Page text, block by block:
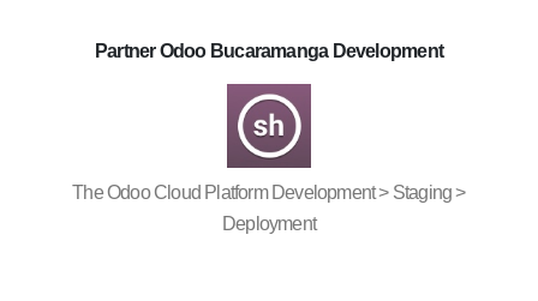
Partner Odoo Bucaramanga Development
The Odoo Cloud Platform Development > Staging >
Deployment